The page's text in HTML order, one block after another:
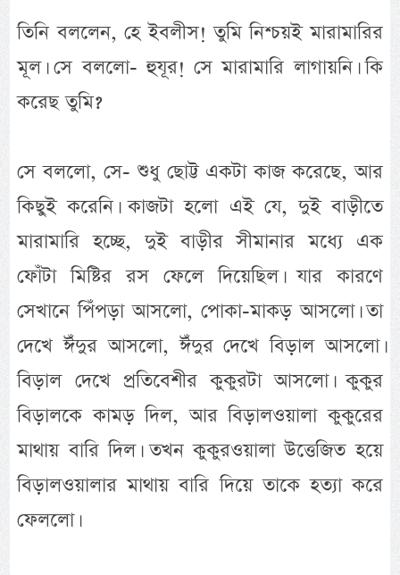
তিনি বললেন, হে ইবলীস! তুমি নিশ্চয়ই মারামারির
মূল। সে বললো- হুযূর! সে মারামারি লাগায়নি। কি
করেছ তুমি?
সে বললো, সে- শুধু ছোট্ট একটা কাজ করেছে, আর
কিছুই করেনি। কাজটা হলো এই যে, দুই বাড়ীতে
মারামারি হচ্ছে, দুই বাড়ীর সীমানার মধ্যে এক
ফোঁটা মিষ্টির রস ফেলে দিয়েছিল। যার কারণে
সেখানে পিঁপড়া আসলো, পোকা-মাকড় আসলো। তা
দেখে ঈঁদুর আসলো, ঈঁদুর দেখে বিড়াল আসলো।
বিড়াল দেখে প্রতিবেশীর কুকুরটা আসলো। কুকুর
বিড়ালকে কামড় দিল, আর বিড়ালওয়ালা কুকুরের
মাথায় বারি দিল। তখন কুকুরওয়ালা উত্তেজিত হয়ে
বিড়ালওয়ালার মাথায় বারি দিয়ে তাকে হত্যা করে
ফেললো।